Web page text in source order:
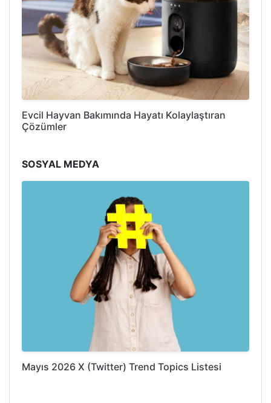
Evcil Hayvan Bakımında Hayatı Kolaylaştıran
Çözümler
SOSYAL MEDYA
Mayıs 2026 X (Twitter) Trend Topics Listesi